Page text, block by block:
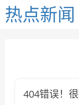
热点新闻
404错误！